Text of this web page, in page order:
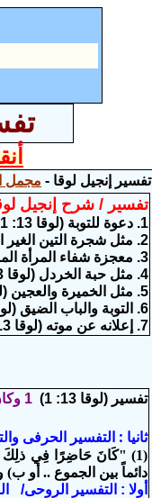
تفسير إنجيل لوقا - مجمل
تفسير / شرح إنجيل
1. دعوة للتوبة (لوقا 13: 1-5)
2. مثل شجرة التين الغير المثمرة الله يطلب ثمرًا (13: 6-9)
3. معجزة شفاء المرأة المنحنية (لوقا 13: 10-17)
4. مثل حبة الخردل (لوقا 13: 18-19)
5. مثل الخميرة والعجين (لوقا 13: 20-21)
6. التوبة والباب الضيق (لوقا 13: 22 -30)
7. إعلانه عن موته (لوقا 13: 31-35)
تفسير (لوقا 13: 1) 1 وكان حاضرا في ذلك الوقت قوم يخبرونه عن الجليليين الذين خلط بيلاطس دمهم بذبائحهم.
ثانيا : التفسير الحرفى
(1) "كَانَ حَاضِرًا فِي
دائماً بين الجموع .. أو ب)
أولا : التفسير الروحى/